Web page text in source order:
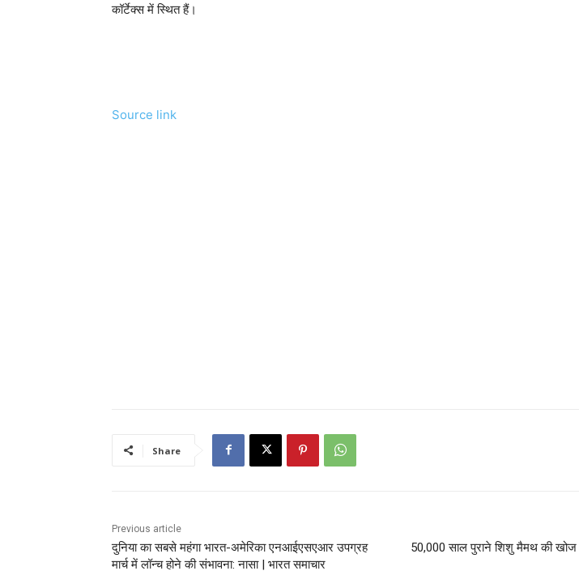
कॉर्टेक्स में स्थित हैं।
Source link
Share
Previous article
दुनिया का सबसे महंगा भारत-अमेरिका एनआईएसएआर उपग्रह
मार्च में लॉन्च होने की संभावना: नासा | भारत समाचार
50,000 साल पुराने शिशु मैमथ की